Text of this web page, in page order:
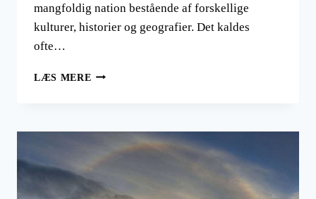
mangfoldig nation bestående af forskellige
kulturer, historier og geografier. Det kaldes
ofte…
LÆS MERE STORBRITANNIEN
MEST
VARIEREDE